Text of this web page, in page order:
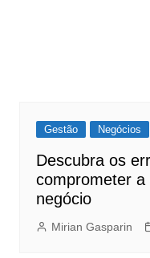
Gestão Negócios
Descubra os
comprometer a
negócio
Mirian Gasparin